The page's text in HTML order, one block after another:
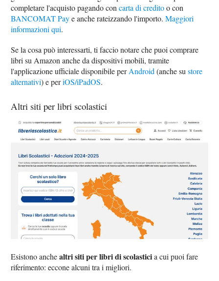
completare l'acquisto pagando concarta di creditoo con
BANCOMAT Paye anche rateizzando l'importo.Maggiori
informazioni qui.
Se la cosa può interessarti, ti faccio notare che puoi comprare
libri su Amazon anche da dispositivi mobili, tramite
l'applicazione ufficiale disponibile perAndroid(anche sustore
alternativi) e periOS/iPadOS.
Altri siti per libri scolastici
Esistono anchealtri siti per libri di scolasticia cui puoi fare
riferimento: eccone alcuni tra i migliori.